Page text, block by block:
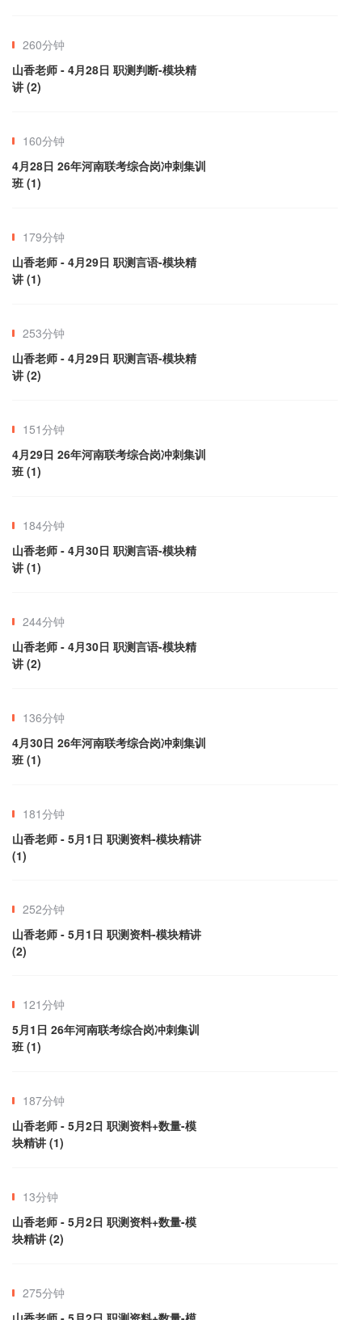
260分钟
山香老师 - 4月28日 职测判断-模块精
讲 (2)
160分钟
4月28日 26年河南联考综合岗冲刺集训
班 (1)
179分钟
山香老师 - 4月29日 职测言语-模块精
讲 (1)
253分钟
山香老师 - 4月29日 职测言语-模块精
讲 (2)
151分钟
4月29日 26年河南联考综合岗冲刺集训
班 (1)
184分钟
山香老师 - 4月30日 职测言语-模块精
讲 (1)
244分钟
山香老师 - 4月30日 职测言语-模块精
讲 (2)
136分钟
4月30日 26年河南联考综合岗冲刺集训
班 (1)
181分钟
山香老师 - 5月1日 职测资料-模块精讲
(1)
252分钟
山香老师 - 5月1日 职测资料-模块精讲
(2)
121分钟
5月1日 26年河南联考综合岗冲刺集训
班 (1)
187分钟
山香老师 - 5月2日 职测资料+数量-模
块精讲 (1)
13分钟
山香老师 - 5月2日 职测资料+数量-模
块精讲 (2)
275分钟